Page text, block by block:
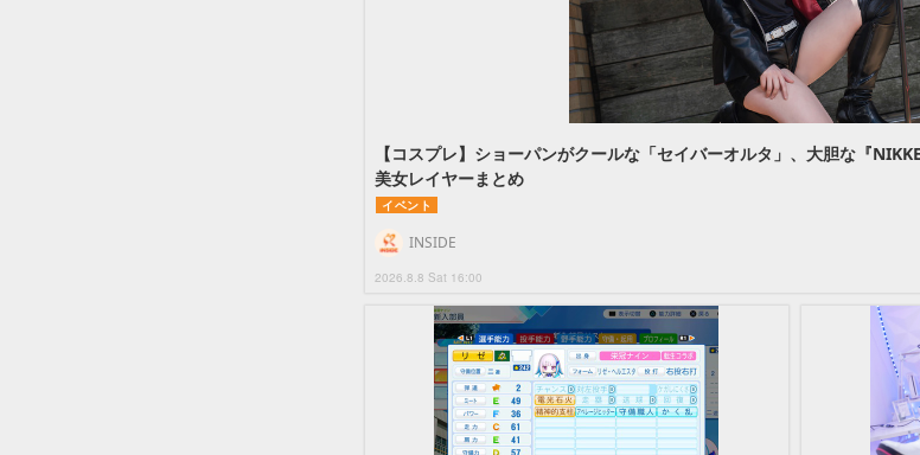
【コスプレ】ショーパンがクールな「セイバーオルタ」、大胆な『
美女レイヤーまとめ
イベント
2026.8.8 Sat 16:00
INSIDE